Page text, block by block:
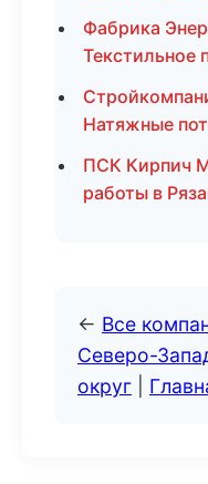
Фабрика
Текстильное
Натяжные
ПСК Кирпич
работы в
← Все
Северо-
округ